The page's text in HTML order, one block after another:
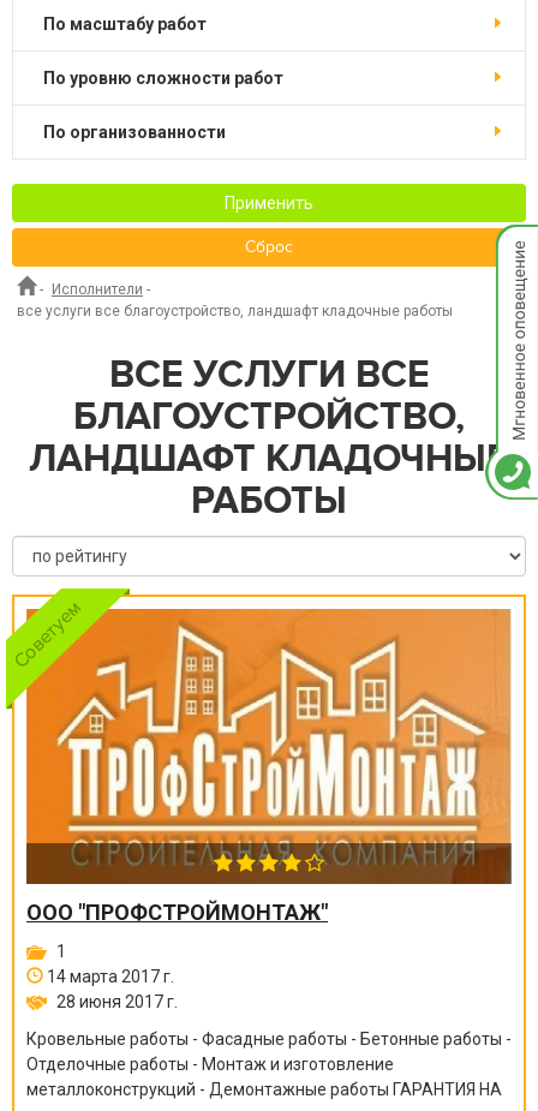
по масштабу работ
по уровню сложности работ
по организованности
Применить
Сброс
- Исполнители -
все услуги все благоустройство, ландшафт кладочные работы
ВСЕ УСЛУГИ ВСЕ
БЛАГОУСТРОЙСТВО,
ЛАНДШАФТ КЛАДОЧНЫЕ
РАБОТЫ
ООО "ПРОФСТРОЙМОНТАЖ"
1
14 марта 2017 г.
28 июня 2017 г.
Кровельные работы - Фасадные работы - Бетонные работы -
Отделочные работы - Монтаж и изготовление
металлоконструкций - Демонтажные работы ГАРАНТИЯ НА